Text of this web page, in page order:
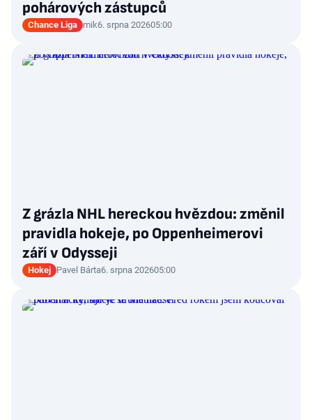
pohárových zástupců
Chance Liga mik6. srpna 202605:00
Z grázla NHL hereckou hvězdou: změnil
pravidla hokeje, po Oppenheimerovi
září v Odysseji
Hokej Pavel Bárta6. srpna 202605:00